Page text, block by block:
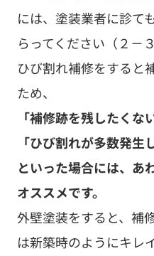
には、塗装業者に診て
らってください（２－３
ひび割れ補修をすると
ため、
「補修跡を残したくな
「ひび割れが多数発生
といった場合には、あ
オススメです。
外壁塗装をすると、補
は新築時のようにキレ